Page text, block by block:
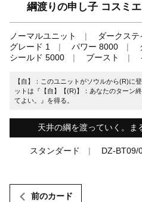
綱渡りの申し子 コスミ
ノーマルユニット ダークステ
グレード 1
パワー 8000
シールド 5000
ブースト
【自】：このユニットがソウルから(R)に
ットは『【自】【(R)】：あなたのターン
てよい。』を得る。
天井の綱を渡っていく。ま
スタンダード DZ-BT09/
前のカード